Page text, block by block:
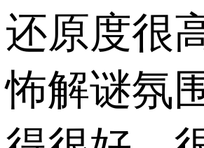
还原度很
怖解谜氛